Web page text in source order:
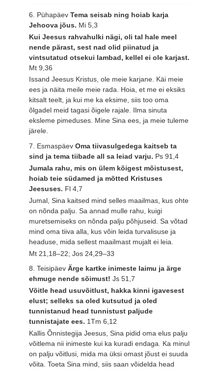
6. PühapäevTema seisab ning hoiab karja
Jehoova jõus. Mi 5,3
Kui Jeesus rahvahulki nägi, oli tal hale meel
nende pärast, sest nad olid piinatud ja
vintsutatud otsekui lambad, kellel ei ole karjast.
Mt 9,36
Issand Jeesus Kristus, ole meie karjane. Käi meie
ees ja näita meile meie rada. Hoia, et me ei eksiks
kitsalt teelt, ja kui me ka eksime, siis too oma
õlgadel meid tagasi õigele rajale. Ilma sinuta
eksleme pimeduses. Mine Sina ees, ja meie tuleme
järele.
7. EsmaspäevOma tiivasulgedega kaitseb ta
sind ja tema tiibade all sa leiad varju. Ps 91,4
Jumala rahu, mis on ülem kõigest mõistusest,
hoiab teie südamed ja mõtted Kristuses
Jeesuses. Fl 4,7
Jumal, Sina kaitsed mind selles maailmas, kus ohte
on nõnda palju. Sa annad mulle rahu, kuigi
muretsemiseks on nõnda palju põhjuseid. Sa võtad
mind oma tiiva alla, kus võin leida turvalisuse ja
headuse, mida sellest maailmast mujalt ei leia.
Mt 21,18–22; Jos 24,29–33
8. TeisipäevÄrge kartke inimeste laimu ja ärge
ehmuge nende sõimust!Js 51,7
Võitle head usuvõitlust, hakka kinni igavesest
elust; selleks sa oled kutsutud ja oled
tunnistanud head tunnistust paljude
tunnistajate ees. 1Tm 6,12
Kallis Õnnistegija Jeesus, Sina pidid oma elus palju
võitlema nii inimeste kui ka kuradi endaga. Ka minul
on palju võitlusi, mida ma üksi omast jõust ei suuda
võita. Toeta Sina mind, siis saan võidelda head